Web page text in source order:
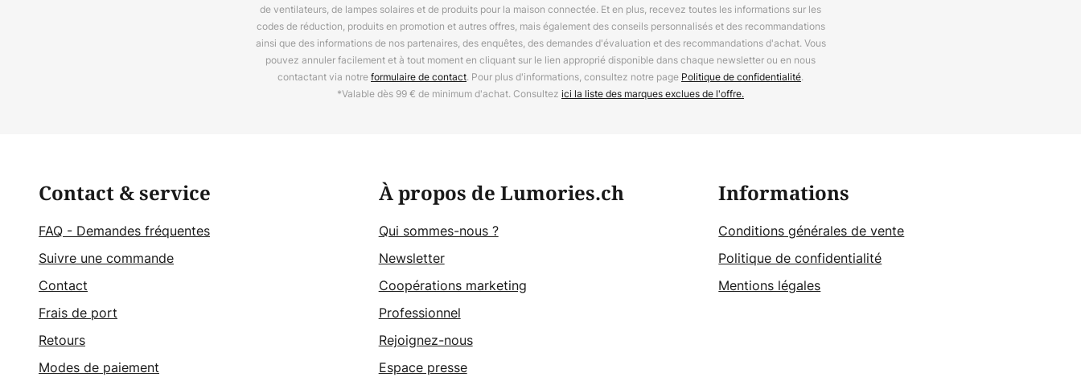
de ventilateurs, de lampes solaires et de produits pour la maison connectée. Et en plus, recevez toutes les informations sur les
codes de réduction, produits en promotion et autres offres, mais également des conseils personnalisés et des recommandations
ainsi que des informations de nos partenaires, des enquêtes, des demandes d'évaluation et des recommandations d'achat. Vous
pouvez annuler facilement et à tout moment en cliquant sur le lien approprié disponible dans chaque newsletter ou en nous
contactant via notreformulaire de contact. Pour plus d'informations, consultez notre page Politique de confidentialité.
*Valable dès 99 € de minimum d'achat. Consultez ici la liste des marques exclues de l'offre.
Contact & service
FAQ - Demandes fréquentes
Suivre une commande
Contact
Frais de port
Retours
Modes de paiement
À propos de Lumories.ch
Qui sommes-nous ?
Newsletter
Coopérations marketing
Professionnel
Rejoignez-nous
Espace presse
Informations
Conditions générales de vente
Politique de confidentialité
Mentions légales